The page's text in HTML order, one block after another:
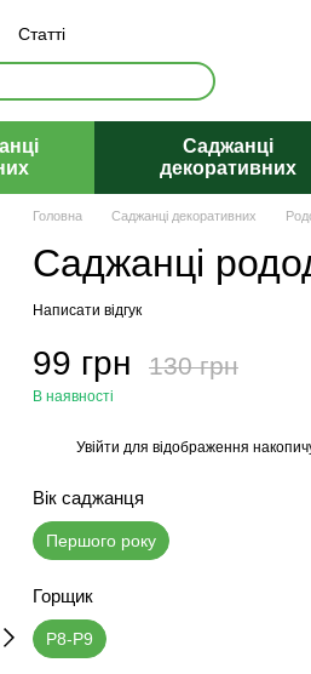
Статті
Саджанці
декоративних
Головна Саджанці декоративних
Саджанці
Написати відгук
99 грн 130 грн
В наявності
Увійти для відображення
Вік саджанця
Першого року
Горщик
P8-P9